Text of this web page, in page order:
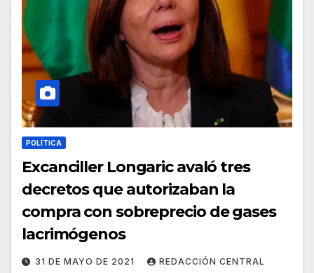
POLÍTICA
Excanciller Longaric avaló tres
decretos que autorizaban la
compra con sobreprecio de gases
lacrimógenos
31 DE MAYO DE 2021 REDACCIÓN CENTRAL